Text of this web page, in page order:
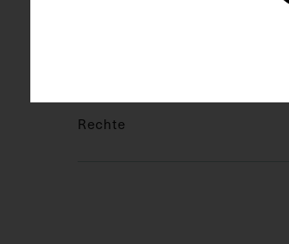
Rechte